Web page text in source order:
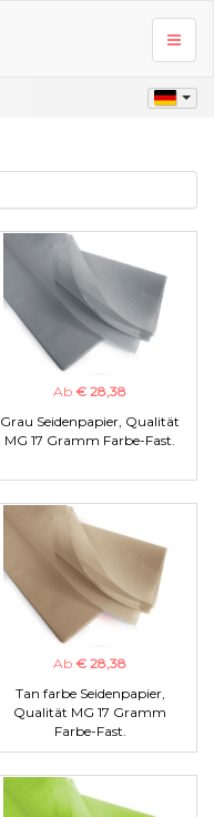
Ab € 28,38
Grau Seidenpapier, Qualität
MG 17 Gramm Farbe-Fast.
Ab € 28,38
Tan farbe Seidenpapier,
Qualität MG 17 Gramm
Farbe-Fast.